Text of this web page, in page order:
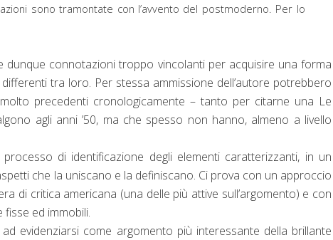
sono tramontate con l’avvento del postmoderno. Per lo
connotazioni troppo vincolanti per acquisire una forma
tra loro. Per stessa ammissione dell’autore potrebbero
precedenti cronologicamente – tanto per citarne una Le
agli anni ’50, ma che spesso non hanno, almeno a livello
di identificazione degli elementi caratterizzanti, in un
che la uniscano e la definiscano. Ci prova con un approccio
di critica americana (una delle più attive sull’argomento) e con
ed immobili.
evidenziarsi come argomento più interessante della brillante